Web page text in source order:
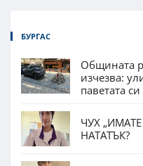
БУРГАС
Общината
изчезва:
паветата
ЧУХ
НАТАТЪК?